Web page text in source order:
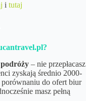
i tutaj
– nie przepłacasz
zyskają średnio 2000-
do ofert biur
masz pełną